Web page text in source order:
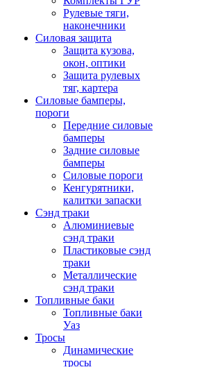
Рулевые тяги,
наконечники
Силовая защита
Защита кузова,
окон, оптики
Защита рулевых
тяг, картера
Силовые бамперы,
пороги
Передние силовые
бамперы
Задние силовые
бамперы
Силовые пороги
Кенгурятники,
калитки запаски
Сэнд траки
Алюминиевые
сэнд траки
Пластиковые сэнд
траки
Металлические
сэнд траки
Топливные баки
Топливные баки
Уаз
Тросы
Динамические
тросы